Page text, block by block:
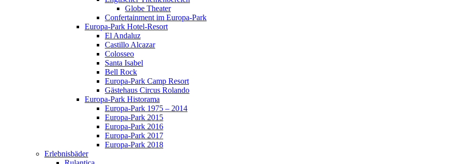
Globe Theater
Confertainment im Europa-Park
Europa-Park Hotel-Resort
El Andaluz
Castillo Alcazar
Colosseo
Santa Isabel
Bell Rock
Europa-Park Camp Resort
Gästehaus Circus Rolando
Europa-Park Historama
Europa-Park 1975 – 2014
Europa-Park 2015
Europa-Park 2016
Europa-Park 2017
Europa-Park 2018
Erlebnisbäder